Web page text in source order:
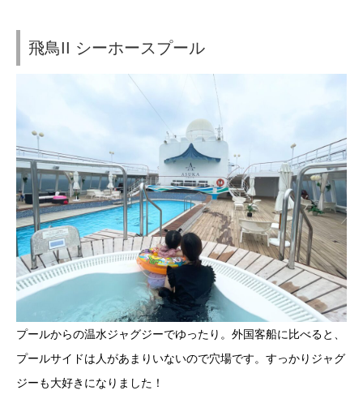
飛鳥II シーホースプール
プールからの温水ジャグジーでゆったり。外国客船に比べると、
プールサイドは人があまりいないので穴場です。すっかりジャグ
ジーも大好きになりました！